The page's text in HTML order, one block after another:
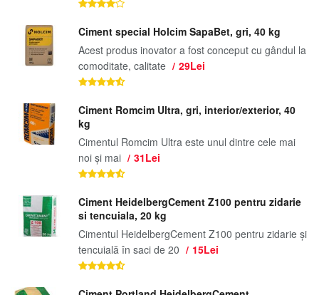
Ciment special Holcim SapaBet, gri, 40 kg
Acest produs inovator a fost conceput cu gândul la
comoditate, calitate
29Lei
Ciment Romcim Ultra, gri, interior/exterior, 40
kg
Cimentul Romcim Ultra este unul dintre cele mai
noi și mai
31Lei
Ciment HeidelbergCement Z100 pentru zidarie
si tencuiala, 20 kg
Cimentul HeidelbergCement Z100 pentru zidarie și
tencuială în saci de 20
15Lei